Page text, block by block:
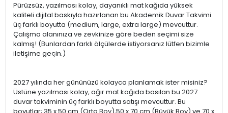
Pürüzsüz, yazılması kolay, dayanıklı mat kağıda yüksek
kaliteli dijital baskıyla hazırlanan bu Akademik Duvar Takvimi
üç farklı boyutta (medium, large, extra large) mevcuttur.
Çalışma alanınıza ve zevkinize göre beden seçimi size
kalmış! (Bunlardan farklı ölçülerde istiyorsanız lütfen bizimle
iletişime geçin.)
2027 yılında her gününüzü kolayca planlamak ister misiniz?
Üstüne yazılması kolay, ağır mat kağıda basılan bu 2027
duvar takviminin üç farklı boyutta satışı mevcuttur. Bu